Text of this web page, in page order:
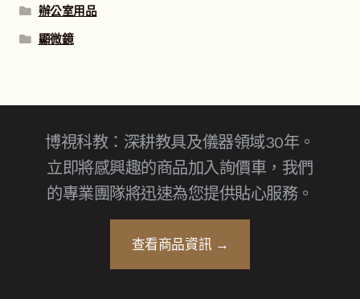
辦公室用品
顯微鏡
博視科教：深耕教具及儀器領域30年。
立即將感興趣的商品加入詢價車，我們
的專業團隊將迅速為您提供貼心服務。
查看商品資訊 →